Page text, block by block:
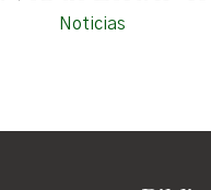
Noticias